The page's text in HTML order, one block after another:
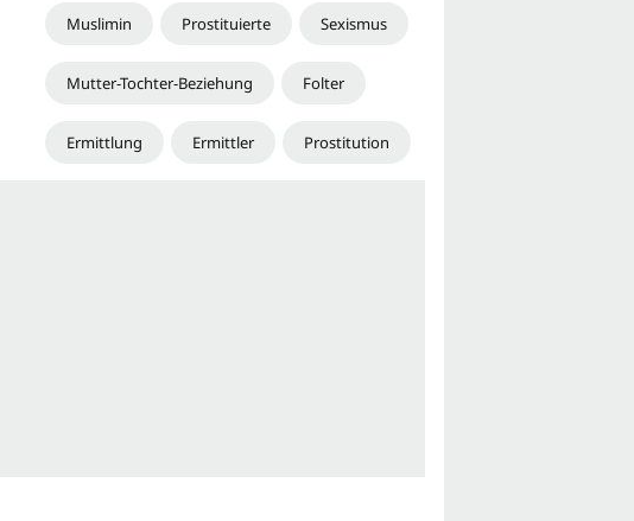
Muslimin Prostituierte Sexismus
Mutter-Tochter-Beziehung Folter
Ermittlung Ermittler Prostitution